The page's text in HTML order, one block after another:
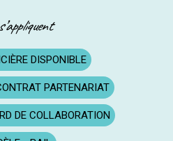
DISPONIBLE
PARTENARIAT
DE COLLABORATION